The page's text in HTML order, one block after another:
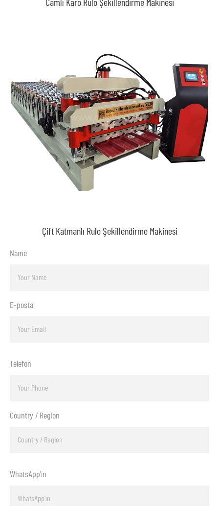
Çift Katmanlı Rulo Şekillendirme Makinesi
Name
E-posta
Telefon
Country / Region
WhatsApp'ın